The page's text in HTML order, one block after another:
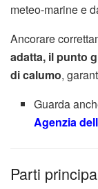
meteo-marine e
Ancorare
adatta, il punto
di calumo,
Guarda
Agenzia
Parti